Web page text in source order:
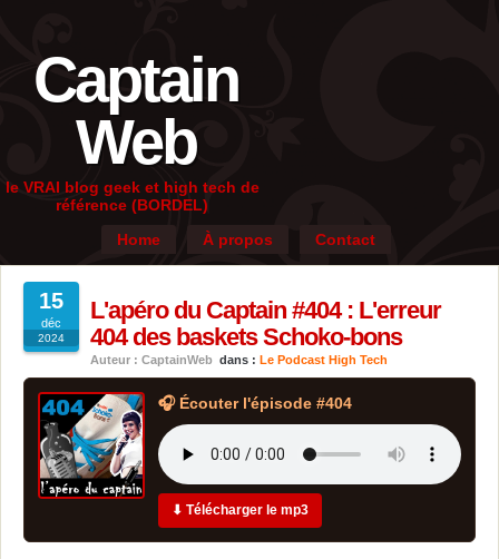
Captain
Web
le VRAI blog geek et high tech de
référence (BORDEL)
Home
À propos Contact
15
déc
2024
L'apéro du Captain #404 : L'erreur
404 des baskets Schoko-bons
Auteur : CaptainWeb dans : Le Podcast High Tech
🎧 Écouter l'épisode #404
⬇ Télécharger le mp3